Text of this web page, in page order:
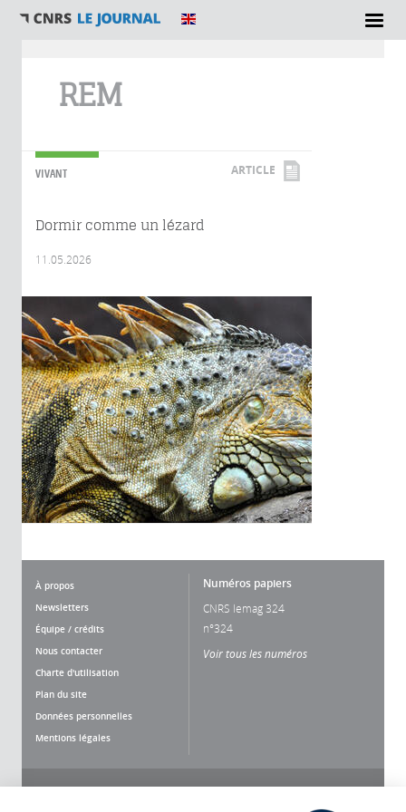
REM
VIVANT ARTICLE
Dormir comme un lézard
11.05.2026
À propos
Newsletters
Équipe / crédits
Nous contacter
Charte d'utilisation
Plan du site
Données personnelles
Mentions légales
Numéros papiers
CNRS lemag 324
n°324
Voir tous les numéros